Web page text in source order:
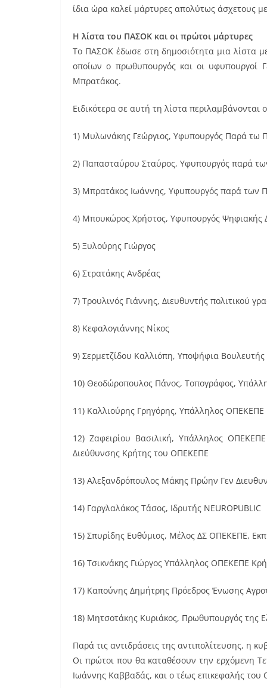
ίδια ώρα καλεί μάρτυρες απολύτως άσχετους
Η λίστα του ΠΑΣΟΚ και οι πρώτοι μάρτυρες
Το ΠΑΣΟΚ έδωσε στη δημοσιότητα μια λίστα
οποίων ο πρωθυπουργός και οι υφυπουργοί
Μπρατάκος.
Ειδικότερα σε αυτή τη λίστα περιλαμβάνονται
1) Μυλωνάκης Γεώργιος, Υφυπουργός Παρά τω
2) Παπασταύρου Σταύρος, Υφυπουργός παρά
3) Μπρατάκος Ιωάννης, Υφυπουργός παρά των
4) Μπουκώρος Χρήστος, Υφυπουργός Ψηφιακής
5) Ξυλούρης Γιώργος
6) Στρατάκης Ανδρέας
7) Τρουλινός Γιάννης, Διευθυντής πολιτικού
8) Κεφαλογιάννης Νίκος
9) Σερμετζίδου Καλλιόπη, Υποψήφια
10) Θεοδώροπουλος Πάνος, Τοπογράφος,
11) Καλλιούρης Γρηγόρης, Υπάλληλος ΟΠΕΚΕΠΕ
12) Ζαφειρίου Βασιλική, Υπάλληλος
Διεύθυνσης Κρήτης του ΟΠΕΚΕΠΕ
13) Αλεξανδρόπουλος Μάκης Πρώην Γεν
14) Γαργλαλάκος Τάσος, Ιδρυτής NEUROPUBLIC
15) Σπυρίδης Ευθύμιος, Μέλος ΔΣ ΟΠΕΚΕΠΕ,
16) Τσικνάκης Γιώργος Υπάλληλος ΟΠΕΚΕΠΕ
17) Καπούνης Δημήτρης Πρόεδρος Ένωσης
18) Μητσοτάκης Κυριάκος, Πρωθυπουργός της
Παρά τις αντιδράσεις της αντιπολίτευσης, η
Οι πρώτοι που θα καταθέσουν την ερχόμενη
Ιωάννης Καββαδάς, και ο τέως επικεφαλής του